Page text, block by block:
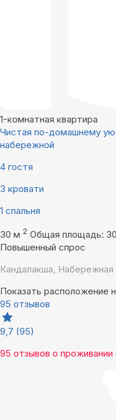
1-комнатная квартира
Чистая по-домашнему
набережной
4 гостя
3 кровати
1 спальня
30 м 2 Общая площадь:
Повышенный спрос
Кандалакша, Набережная
Показать расположение
95 отзывов
9,7 (95)
95 отзывов о